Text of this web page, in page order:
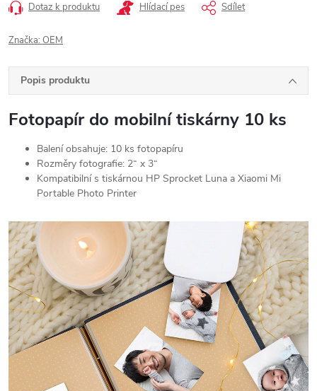
Dotaz k produktu Hlídací pes Sdílet
Značka: OEM
Popis produktu
Fotopapír do mobilní tiskárny 10 ks
Balení obsahuje: 10 ks fotopapíru
Rozměry fotografie: 2“ x 3“
Kompatibilní s tiskárnou HP Sprocket Luna a Xiaomi Mi
Portable Photo Printer